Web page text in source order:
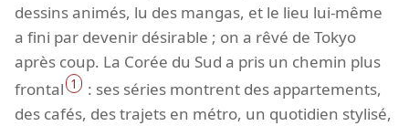
dessins animés, lu des mangas, et le lieu lui-même
a fini par devenir désirable ; on a rêvé de Tokyo
après coup. La Corée du Sud a pris un chemin plus
frontal 1
: ses séries montrent des appartements,
des cafés, des trajets en métro, un quotidien stylisé,